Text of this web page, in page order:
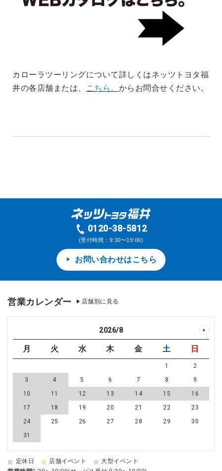
カローラツーリングについて詳しくはネッツトヨタ福
井の各店舗または、
こちら。 からお問合せください。
0120-38-5812
(受付時間：9:30〜19:00)
お問い合わせはこちら
営業カレンダー 店舗別に見る
2026/8
月 火 水 木 金 土 日
1
2
3
4 5 6 7 8
9
10
11 12 13 14 15
16
17
18 19 20 21 22
23
24
25 26 27 28 29
30
31
■ 定休日 ■ 店舗イベント ■ 大型イベント